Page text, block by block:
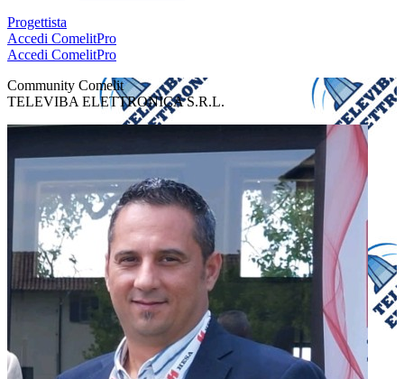
Progettista
Accedi ComelitPro
Accedi ComelitPro
Community Comelit
TELEVIBA ELETTRONICA S.R.L.